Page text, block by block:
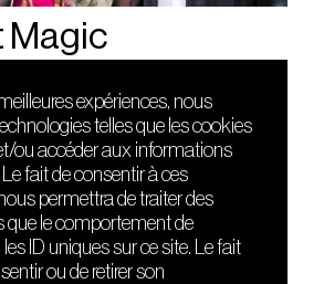
Magic
FRIENDS
Nuits sonores
HEAT
Hôtel71
La Gaîté Lyrique
expériences, nous
telles que les cookies
ou accéder aux informations
fait de consentir à ces
permettra de traiter des
que le comportement de
ID uniques sur ce site. Le fait
ou de retirer son